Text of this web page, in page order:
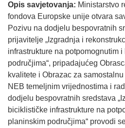
Opis savjetovanja: Ministarstvo
fondova Europske unije otvara
Pozivu na dodjelu bespovratnih
prijavitelje „Izgradnja i
infrastrukture na potpomognutim
područjima“, pripadajućeg
kvalitete i Obrazac za
NEB temeljnim vrijednostima i
dodjelu bespovratnih sredstava
biciklističke infrastrukture na
planinskim područjima“ provodi